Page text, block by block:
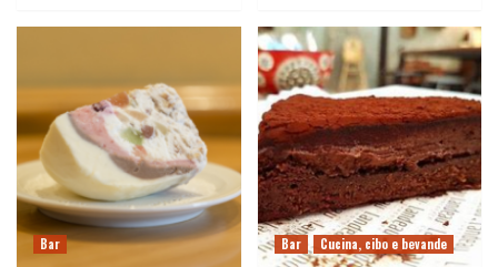
Bar Bar Cucina, cibo e bevande